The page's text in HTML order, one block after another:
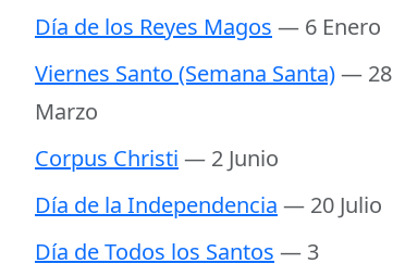
Día de los Reyes Magos — 6 Enero
Viernes Santo (Semana Santa)— 28
Marzo
Corpus Christi — 2 Junio
Día de la Independencia — 20 Julio
Día de Todos los Santos — 3